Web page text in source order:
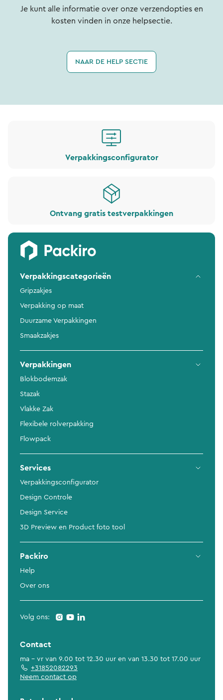
Je kunt alle informatie over onze verzendopties en
kosten vinden in onze helpsectie.
NAAR DE HELP SECTIE
Verpakkingsconfigurator
Ontvang gratis testverpakkingen
Verpakkingscategorieën
Gripzakjes
Verpakking op maat
Duurzame Verpakkingen
Smaakzakjes
Verpakkingen
Blokbodemzak
Stazak
Vlakke Zak
Flexibele rolverpakking
Flowpack
Services
Verpakkingsconfigurator
Design Controle
Design Service
3D Preview en Product foto tool
Packiro
Help
Over ons
Volg ons:
Contact
ma - vr van 9.00 tot 12.30 uur en van 13.30 tot 17.00 uur
+31852082293
Neem contact op